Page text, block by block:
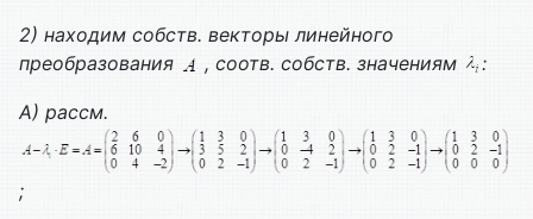
2) находим собств. векторы линейного
преобразования
, соотв. собств. значениям :
А) рассм.
;